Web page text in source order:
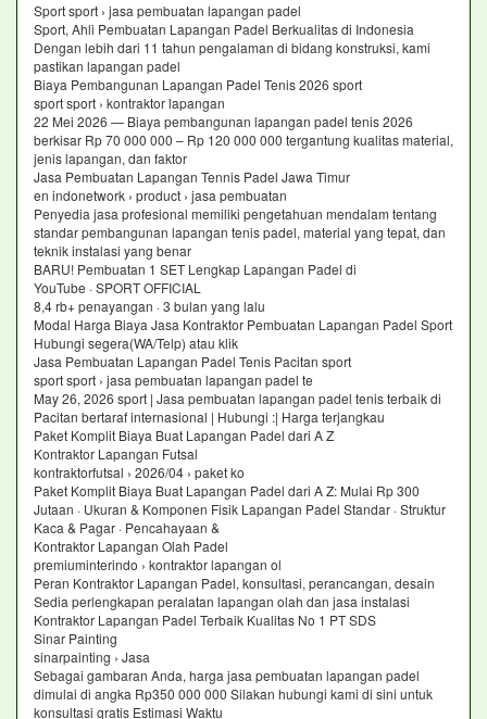
Sport sport › jasa pembuatan lapangan padel
Sport, Ahli Pembuatan Lapangan Padel Berkualitas di Indonesia
Dengan lebih dari 11 tahun pengalaman di bidang konstruksi, kami
pastikan lapangan padel
Biaya Pembangunan Lapangan Padel Tenis 2026 sport
sport sport › kontraktor lapangan
22 Mei 2026 — Biaya pembangunan lapangan padel tenis 2026
berkisar Rp 70 000 000 – Rp 120 000 000 tergantung kualitas material,
jenis lapangan, dan faktor
Jasa Pembuatan Lapangan Tennis Padel Jawa Timur
en indonetwork › product › jasa pembuatan
Penyedia jasa profesional memiliki pengetahuan mendalam tentang
standar pembangunan lapangan tenis padel, material yang tepat, dan
teknik instalasi yang benar
BARU! Pembuatan 1 SET Lengkap Lapangan Padel di
YouTube · SPORT OFFICIAL
8,4 rb+ penayangan · 3 bulan yang lalu
Modal Harga Biaya Jasa Kontraktor Pembuatan Lapangan Padel Sport
Hubungi segera(WA/Telp) atau klik
Jasa Pembuatan Lapangan Padel Tenis Pacitan sport
sport sport › jasa pembuatan lapangan padel te
May 26, 2026 sport | Jasa pembuatan lapangan padel tenis terbaik di
Pacitan bertaraf internasional | Hubungi :| Harga terjangkau
Paket Komplit Biaya Buat Lapangan Padel dari A Z
Kontraktor Lapangan Futsal
kontraktorfutsal › 2026/04 › paket ko
Paket Komplit Biaya Buat Lapangan Padel dari A Z: Mulai Rp 300
Jutaan · Ukuran & Komponen Fisik Lapangan Padel Standar · Struktur
Kaca & Pagar · Pencahayaan &
Kontraktor Lapangan Olah Padel
premiuminterindo › kontraktor lapangan ol
Peran Kontraktor Lapangan Padel, konsultasi, perancangan, desain
Sedia perlengkapan peralatan lapangan olah dan jasa instalasi
Kontraktor Lapangan Padel Terbaik Kualitas No 1 PT SDS
Sinar Painting
sinarpainting › Jasa
Sebagai gambaran Anda, harga jasa pembuatan lapangan padel
dimulai di angka Rp350 000 000 Silakan hubungi kami di sini untuk
konsultasi gratis Estimasi Waktu